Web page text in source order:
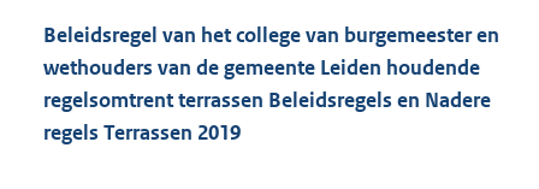
Beleidsregel van het college van burgemeester en
wethouders van de gemeente Leiden houdende
regelsomtrent terrassen Beleidsregels en Nadere
regels Terrassen 2019